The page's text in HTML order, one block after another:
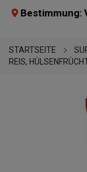
Bestimmung:
STARTSEITE
REIS,